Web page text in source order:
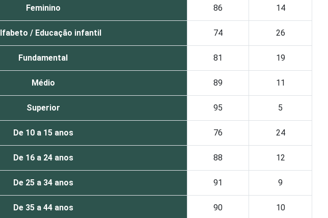
Feminino 86 14
/ Educação infantil 74 26
Fundamental 81 19
Médio 89 11
Superior 95 5
De 10 a 15 anos 76 24
De 16 a 24 anos 88 12
De 25 a 34 anos 91 9
De 35 a 44 anos 90 10